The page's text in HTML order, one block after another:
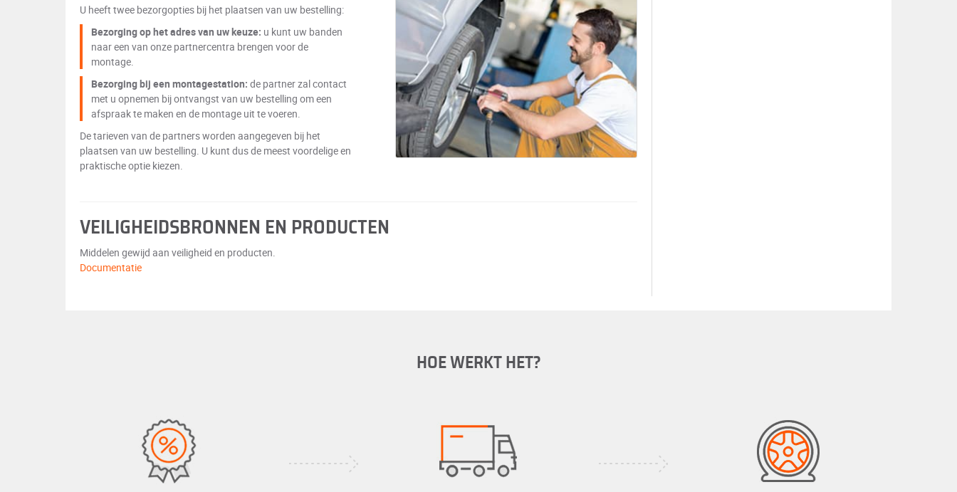
U heeft twee bezorgopties bij het plaatsen van uw bestelling:
Bezorging op het adres van uw keuze: u kunt uw banden
naar een van onze partnercentra brengen voor de
montage.
Bezorging bij een montagestation: de partner zal contact
met u opnemen bij ontvangst van uw bestelling om een
afspraak te maken en de montage uit te voeren.
De tarieven van de partners worden aangegeven bij het
plaatsen van uw bestelling. U kunt dus de meest voordelige en
praktische optie kiezen.
VEILIGHEIDSBRONNEN EN PRODUCTEN
Middelen gewijd aan veiligheid en producten.
Documentatie
HOE WERKT HET?